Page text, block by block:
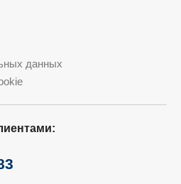
данных